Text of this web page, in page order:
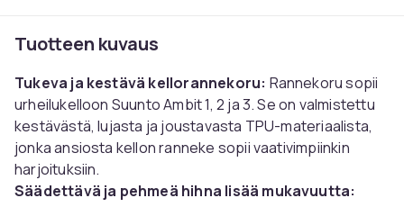
Tuotteen kuvaus
Tukeva ja kestävä kellorannekoru: Rannekoru sopii
urheilukelloon Suunto Ambit 1, 2 ja 3. Se on valmistettu
kestävästä, lujasta ja joustavasta TPU-materiaalista,
jonka ansiosta kellon ranneke sopii vaativimpiinkin
harjoituksiin.
Säädettävä ja pehmeä hihna lisää mukavuutta: